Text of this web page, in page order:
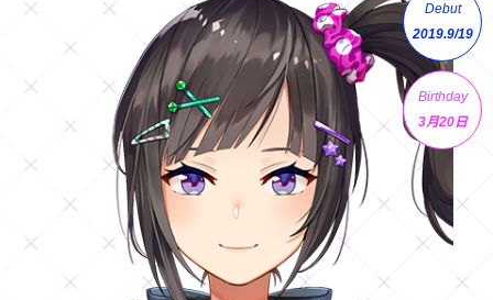
Debut
2019.9/19
Birthday
3月20日